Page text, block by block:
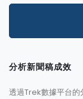
分析新聞稿成效
透過Trek數據平台的